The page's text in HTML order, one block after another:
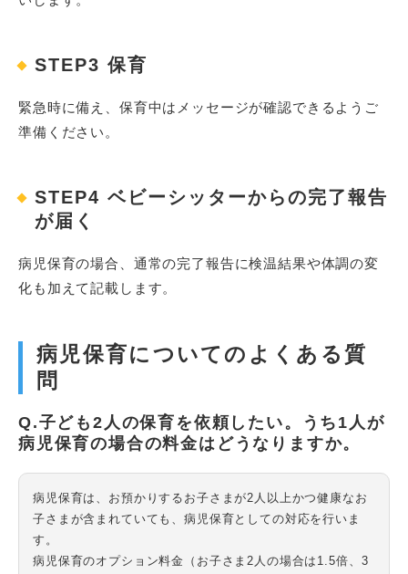
STEP3 保育
緊急時に備え、保育中はメッセージが確認できるようご
準備ください。
STEP4 ベビーシッターからの完了報告
が届く
病児保育の場合、通常の完了報告に検温結果や体調の変
化も加えて記載します。
病児保育についてのよくある質
問
Q.子ども2人の保育を依頼したい。うち1人が
病児保育の場合の料金はどうなりますか。
病児保育は、お預かりするお子さまが2人以上かつ健康なお
子さまが含まれていても、病児保育としての対応を行いま
す。
病児保育のオプション料金（お子さま2人の場合は1.5倍、3